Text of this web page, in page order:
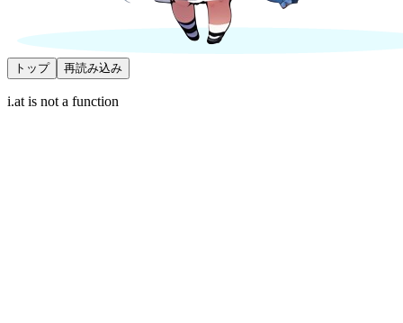
トップ 再読み込み
i.at is not a function